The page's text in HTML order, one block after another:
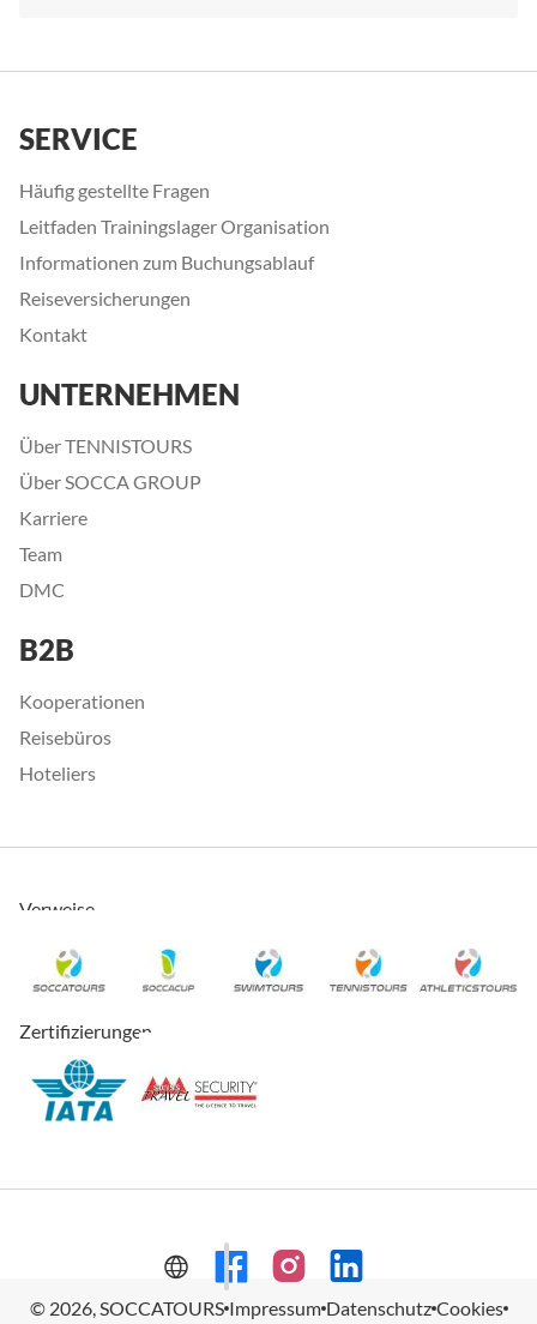
SERVICE
Häufig gestellte Fragen
Leitfaden Trainingslager Organisation
Informationen zum Buchungsablauf
Reiseversicherungen
Kontakt
UNTERNEHMEN
Über TENNISTOURS
Über SOCCA GROUP
Karriere
Team
DMC
B2B
Kooperationen
Reisebüros
Hoteliers
Verweise
Zertifizierungen
© 2026, SOCCATOURS Impressum Datenschutz Cookies